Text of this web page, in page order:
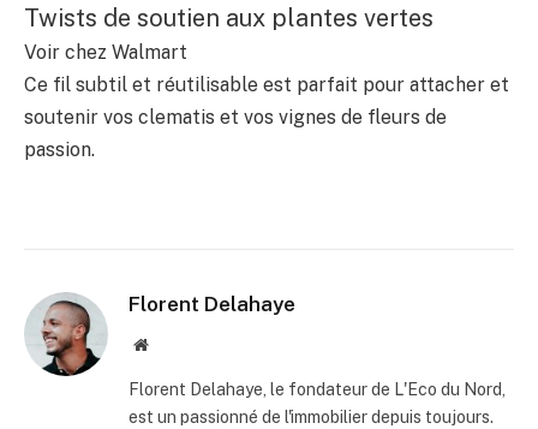
Twists de soutien aux plantes vertes
Voir chez Walmart
Ce fil subtil et réutilisable est parfait pour attacher et
soutenir vos clematis et vos vignes de fleurs de
passion.
Florent Delahaye
Site
Florent Delahaye, le fondateur de L'Eco du Nord,
est un passionné de l'immobilier depuis toujours.